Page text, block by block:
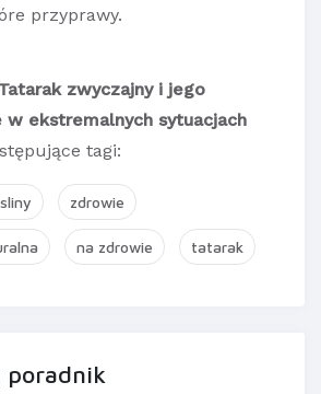
przyprawy.
Tatarak zwyczajny i jego
w ekstremalnych sytuacjach
tagi:
zdrowie
na zdrowie tatarak
poradnik